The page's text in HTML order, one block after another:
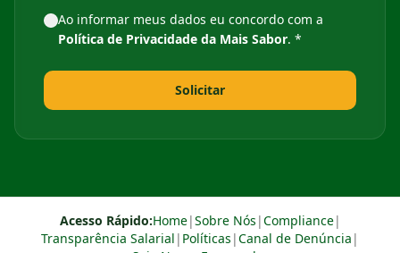
Ao informar meus dados eu concordo com a
Política de Privacidade da Mais Sabor. *
Solicitar
Acesso Rápido:Home|Sobre Nós |Compliance|
Transparência Salarial | Políticas |Canal de Denúncia |